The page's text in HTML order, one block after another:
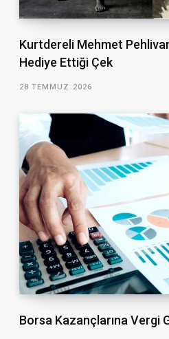
Kurtdereli Mehmet
Hediye Ettiği Çek
28 TEMMUZ 2026
Borsa Kazançlarına Vergi